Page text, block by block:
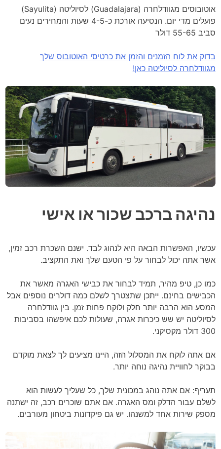
אוטובוסים מגוודלחרה (Guadalajara) לסיוליטה (Sayulita)
פועלים מדי יום. הנסיעה אורכת כ-4-5 שעות והמחירים נעים
סביב 55-65 דולר
בדוק את לוח הזמנים והזמן את כרטיסי האוטובוס שלך
מגוודלחרה לסיוליטה כאן!
נהיגה ברכב שכור או אישי
עכשיו, האפשרות הבאה היא לנהוג לבד. ישנם השכרת רכב זמין,
אשר אתה יכול לבחור על פי הטעם שלך ואת התקציב.
כמו כן, טיפ מהיר, תמיד לבחור את כבישי האגרה מאשר את
הכבישים בחינם. ייתכן שתצטרך לשלם כמה דולרים נוספים אבל
המסע הוא הרבה יותר חלק ולוקח פחות זמן. בין גוודלחרה
לסיוליטה יש שש כיכרות אגרה, שעולות לכם איפשהו בסביבות
300 דולר מקסיקני.
אם אתה לוקח את המסלול הזה, היינו מציעים לך לצאת מוקדם
בבוקר לחוויית נהיגה נוחה יותר.
תעריף: אם אתה נוהג במכונית שלך, כל שעליך לעשות הוא
לשלם עבור הדלק ומס האגרה. אם אתם שוכרים רכב, זה ישתנה
מספק שירות אחד למשנהו. יש גם פיקדונות ביטחון מעורבים.